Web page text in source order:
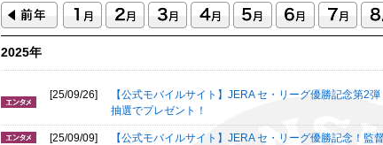
2025年
[25/09/26]
【公式モバイルサイト】JERA セ・リーグ優勝記念第2
抽選でプレゼント！
[25/09/09] 【公式モバイルサイト】JERA セ・リーグ優勝記念！監